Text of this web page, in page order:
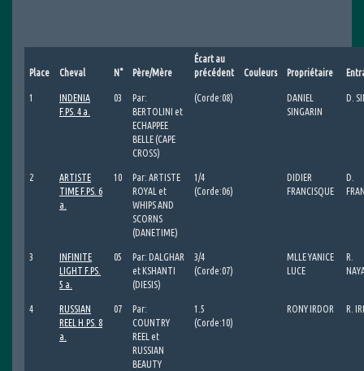
Place Cheval N° Père/Mère
Écart au
précédent
Couleurs Propriétaire
1
INDENIA
F.PS. 4 a.
03
Par:
BERTOLINI et
ECHAPPEE
BELLE (CAPE
CROSS)
(Corde:08)
DANIEL
SINGARIN
D.
2
ARTISTE
TIME F.PS. 6
a.
10
Par: ARTISTE
ROYAL et
WHIPS AND
SCORNS
(DANETIME)
1/4
(Corde:06)
DIDIER
FRANCISQUE
D.
3
INFINITE
LIGHT F.PS.
5 a.
05
Par: DALGHAR
et KSHANTI
(DIESIS)
3/4
(Corde:07)
MLLE YANICE
LUCE
R.
4
RUSSIAN
REEL H.PS. 8
a.
07
Par:
COUNTRY
REEL et
RUSSIAN
BEAUTY
1.5
(Corde:10)
RONY IRDOR R.